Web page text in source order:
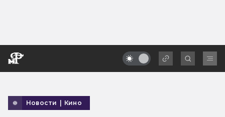
Новости | Кино